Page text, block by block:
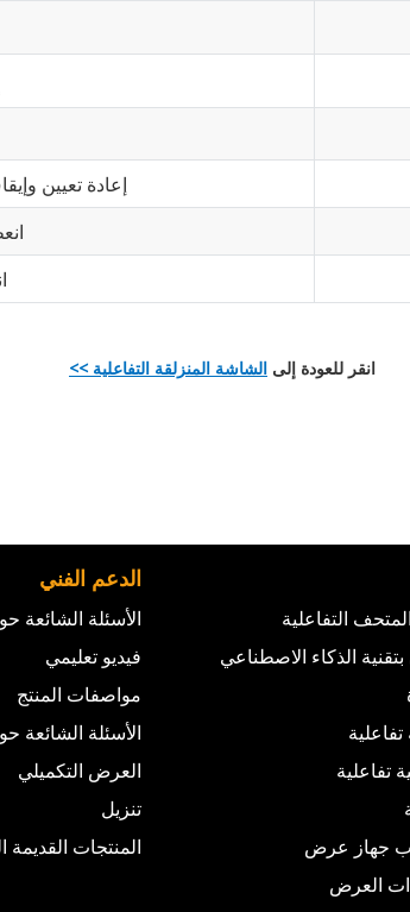
إعادة تعيين
انقر للعودة إلى الشاشة المنزلقة التفاعلية >>
التفاعلية
الذكاء الاصطناعي
تفاعلية
تفاعلية
جهاز عرض
العرض
الدعم الفني
الأسئلة الشائعة
فيديو تعليمي
مواصفات المنتج
الأسئلة الشائعة
العرض التكميلي
تنزيل
المنتجات القديمة